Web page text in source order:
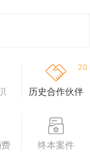
20
历史合作伙伴
终本案件